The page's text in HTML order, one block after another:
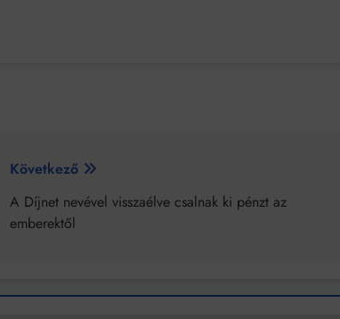
Következő
A Díjnet nevével visszaélve csalnak ki pénzt az
emberektől